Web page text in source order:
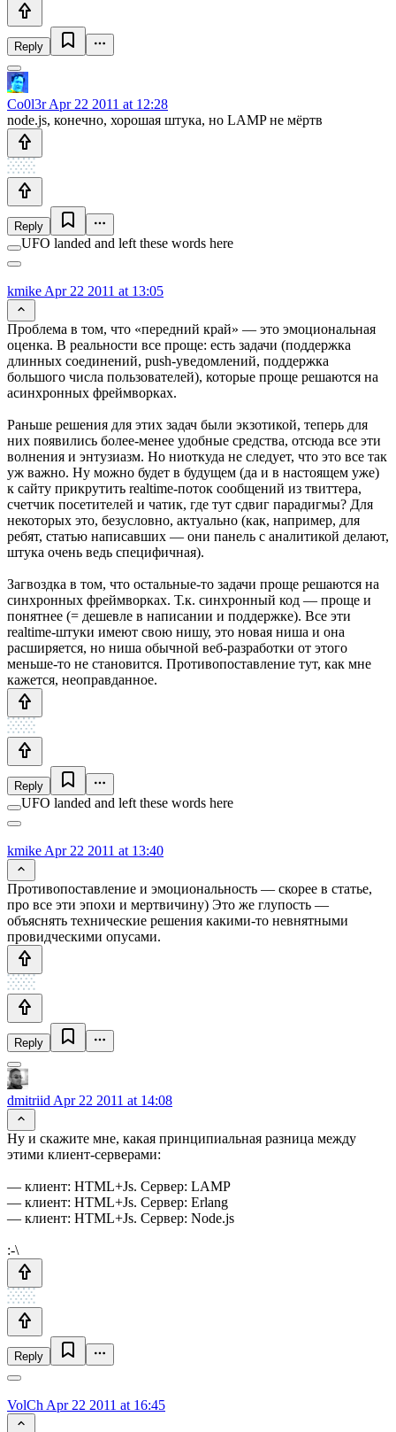
Reply
Co0l3rApr 22 2011 at 12:28
node.js, конечно, хорошая штука, но LAMP не мёртв
Reply
UFO landed and left these words here
kmike Apr 22 2011 at 13:05
Проблема в том, что «передний край» — это эмоциональная
оценка. В реальности все проще: есть задачи (поддержка
длинных соединений, push-уведомлений, поддержка
большого числа пользователей), которые проще решаются на
асинхронных фреймворках.
Раньше решения для этих задач были экзотикой, теперь для
них появились более-менее удобные средства, отсюда все эти
волнения и энтузиазм. Но ниоткуда не следует, что это все так
уж важно. Ну можно будет в будущем (да и в настоящем уже)
к сайту прикрутить realtime-поток сообщений из твиттера,
счетчик посетителей и чатик, где тут сдвиг парадигмы? Для
некоторых это, безусловно, актуально (как, например, для
ребят, статью написавших — они панель с аналитикой делают,
штука очень ведь специфичная).
Загвоздка в том, что остальные-то задачи проще решаются на
синхронных фреймворках. Т.к. синхронный код — проще и
понятнее (= дешевле в написании и поддержке). Все эти
realtime-штуки имеют свою нишу, это новая ниша и она
расширяется, но ниша обычной веб-разработки от этого
меньше-то не становится. Противопоставление тут, как мне
кажется, неоправданное.
Reply
UFO landed and left these words here
kmike Apr 22 2011 at 13:40
Противопоставление и эмоциональность — скорее в статье,
про все эти эпохи и мертвичину) Это же глупость —
объяснять технические решения какими-то невнятными
провидческими опусами.
Reply
dmitriid Apr 22 2011 at 14:08
Ну и скажите мне, какая принципиальная разница между
этими клиент-серверами:
— клиент: HTML+Js. Сервер: LAMP
— клиент: HTML+Js. Сервер: Erlang
— клиент: HTML+Js. Сервер: Node.js
:-\
Reply
VolCh Apr 22 2011 at 16:45